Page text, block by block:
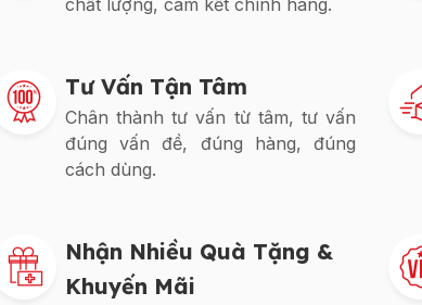
chất lượng, cam kết chính hãng.
Tư Vấn Tận Tâm
Chân thành tư vấn từ tâm, tư vấn
đúng vấn đề, đúng hàng, đúng
cách dùng.
Nhận Nhiều Quà Tặng &
Khuyến Mãi